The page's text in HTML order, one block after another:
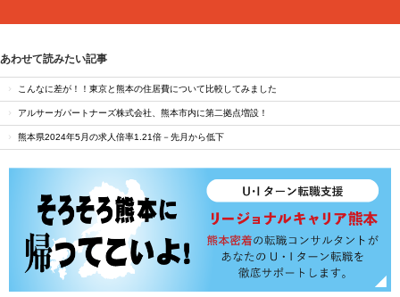
あわせて読みたい記事
こんなに差が！！東京と熊本の住居費について比較してみました
アルサーガパートナーズ株式会社、熊本市内に第二拠点増設！
熊本県2024年5月の求人倍率1.21倍－先月から低下